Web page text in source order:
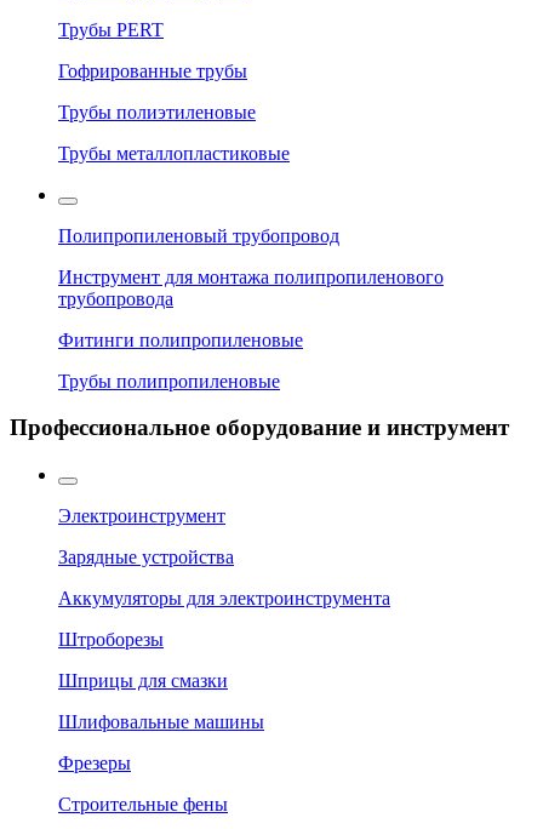
Трубы PERT
Гофрированные трубы
Трубы полиэтиленовые
Трубы металлопластиковые
Полипропиленовый трубопровод
Инструмент для монтажа полипропиленового
трубопровода
Фитинги полипропиленовые
Трубы полипропиленовые
Профессиональное оборудование и инструмент
Электроинструмент
Зарядные устройства
Аккумуляторы для электроинструмента
Штроборезы
Шприцы для смазки
Шлифовальные машины
Фрезеры
Строительные фены